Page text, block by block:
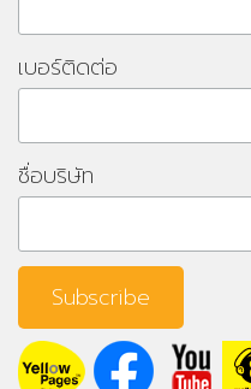
เบอร์ติดต่อ
ชื่อบริษัท